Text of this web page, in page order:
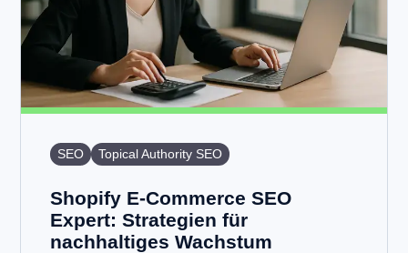
SEO Topical Authority SEO
Shopify E-Commerce SEO
Expert: Strategien für
nachhaltiges Wachstum